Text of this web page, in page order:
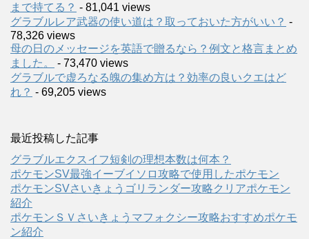
まで持てる？ - 81,041 views
グラブルレア武器の使い道は？取っておいた方がいい？ -
78,326 views
母の日のメッセージを英語で贈るなら？例文と格言まとめ
ました。
- 73,470 views
グラブルで虚ろなる魄の集め方は？効率の良いクエはど
れ？ - 69,205 views
最近投稿した記事
グラブルエクスイフ短剣の理想本数は何本？
ポケモンSV最強イーブイソロ攻略で使用したポケモン
ポケモンSVさいきょうゴリランダー攻略クリアポケモン
紹介
ポケモンＳＶさいきょうマフォクシー攻略おすすめポケモ
ン紹介